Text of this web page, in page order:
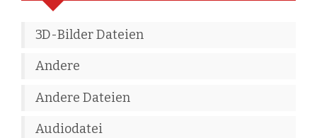
3D-Bilder Dateien
Andere
Andere Dateien
Audiodatei